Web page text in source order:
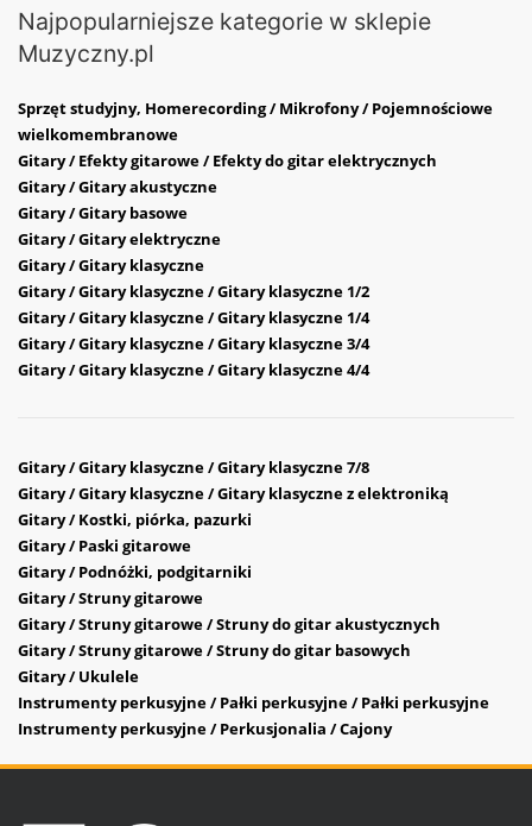
Najpopularniejsze kategorie w sklepie
Muzyczny.pl
Sprzęt studyjny, Homerecording / Mikrofony / Pojemnościowe
wielkomembranowe
Gitary / Efekty gitarowe / Efekty do gitar elektrycznych
Gitary / Gitary akustyczne
Gitary / Gitary basowe
Gitary / Gitary elektryczne
Gitary / Gitary klasyczne
Gitary / Gitary klasyczne / Gitary klasyczne 1/2
Gitary / Gitary klasyczne / Gitary klasyczne 1/4
Gitary / Gitary klasyczne / Gitary klasyczne 3/4
Gitary / Gitary klasyczne / Gitary klasyczne 4/4
Gitary / Gitary klasyczne / Gitary klasyczne 7/8
Gitary / Gitary klasyczne / Gitary klasyczne z elektroniką
Gitary / Kostki, piórka, pazurki
Gitary / Paski gitarowe
Gitary / Podnóżki, podgitarniki
Gitary / Struny gitarowe
Gitary / Struny gitarowe / Struny do gitar akustycznych
Gitary / Struny gitarowe / Struny do gitar basowych
Gitary / Ukulele
Instrumenty perkusyjne / Pałki perkusyjne / Pałki perkusyjne
Instrumenty perkusyjne / Perkusjonalia / Cajony